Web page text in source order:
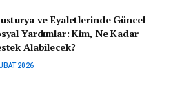
ve Eyaletlerinde Güncel
Yardımlar: Kim, Ne Kadar
Alabilecek?
2026